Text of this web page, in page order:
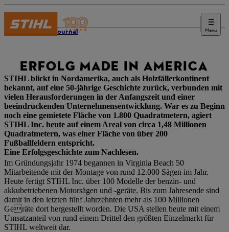
Menu
STIHL Journal
ERFOLG MADE IN AMERICA
STIHL blickt in Nordamerika, auch als Holzfällerkontinent
bekannt, auf eine 50-jährige Geschichte zurück, verbunden mit
vielen Herausforderungen in der Anfangszeit und einer
beeindruckenden Unternehmensentwicklung. War es zu Beginn
noch eine gemietete Fläche von 1.800 Quadratmetern, agiert
STIHL Inc. heute auf einem Areal von circa 1,48 Millionen
Quadratmetern, was einer Fläche von über 200
Fußballfeldern entspricht.
Eine Erfolgsgeschichte zum Nachlesen.
Im Gründungsjahr 1974 begannen in Virginia Beach 50
Mitarbeitende mit der Montage von rund 12.000 Sägen im Jahr.
Heute fertigt STIHL Inc. über 100 Modelle der benzin- und
akkubetriebenen Motorsägen und -geräte. Bis zum Jahresende sind
damit in den letzten fünf Jahrzehnten mehr als 100 Millionen
Geräte dort hergestellt worden. Die USA stellen heute mit einem
Umsatzanteil von rund einem Drittel den größten Einzelmarkt für
STIHL weltweit dar.